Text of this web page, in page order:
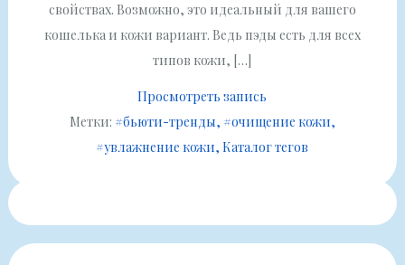
свойствах. Возможно, это идеальный для вашего
кошелька и кожи вариант. Ведь пэды есть для всех
типов кожи, […]
Просмотреть запись
Метки: #бьюти-тренды #очищение кожи
#увлажнение кожи Каталог тегов